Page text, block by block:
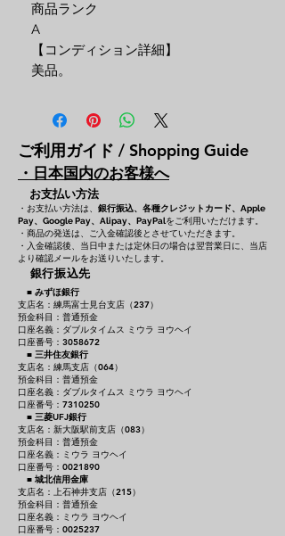
商品ランク
A
【コンディション詳細】
美品。
ご利用ガイド / Shopping Guide
・日本国内のお客様へ
お支払い方法
・お支払い方法は、 銀行振込、各種クレジットカード、 Apple
Pay、Google Pay、Alipay、PayPalをご利用いただけます。
・商品の発送は、ご入金確認後とさせていただきます。
・入金確認後、当日中または定休日の場合は翌営業日に、当店
より確認メールをお送りいたします。
銀行振込先
■ みずほ銀行
支店名：練馬富士見台支店（237）
預金科目：普通預金
口座名義：ダブルタイムス ミウラ ヨウヘイ
口座番号：3058672
■ 三井住友銀行
支店名：練馬支店（064）
預金科目：普通預金
口座名義：ダブルタイムス ミウラ ヨウヘイ
口座番号：7310250
■ 三菱UFJ銀行
支店名：新大阪駅前支店（083）
預金科目：普通預金
口座名義：ミウラ ヨウヘイ
口座番号：0021890
■ 城北信用金庫
支店名：上石神井支店（215）
預金科目：普通預金
口座名義：ミウラ ヨウヘイ
口座番号：0025237